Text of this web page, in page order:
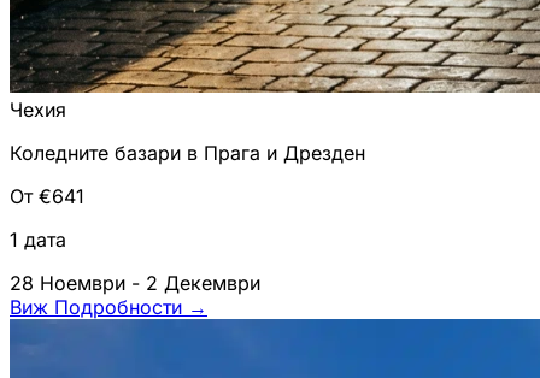
Чехия
Коледните базари в Прага и Дрезден
От €641
1 дата
28 Ноември - 2 Декември
Виж Подробности →